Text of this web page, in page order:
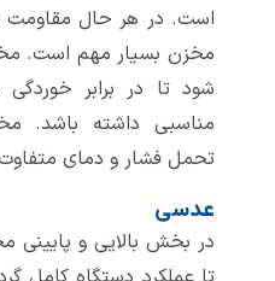
است. در هر حال مقاومت
مخزن بسیار مهم است.
شود تا در برابر
مناسبی داشته باشد.
تحمل فشار و دمای
عدسی
در بخش بالایی و